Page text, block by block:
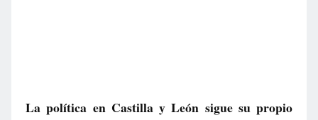
La política en Castilla y León sigue su propio